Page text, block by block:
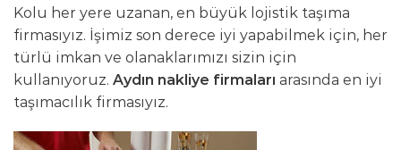
Kolu her yere uzanan, en büyük lojistik taşıma
firmasıyız. İşimiz son derece iyi yapabilmek için, her
türlü imkan ve olanaklarımızı sizin için
kullanıyoruz. Aydın nakliye firmaları arasında en iyi
taşımacılık firmasıyız.